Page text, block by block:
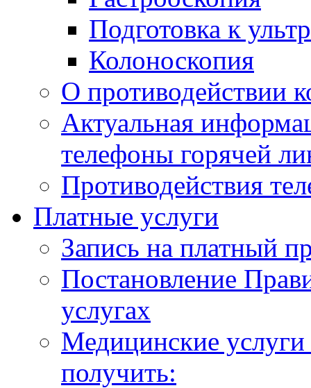
Подготовка к
Колоноскопия
О противодействии
Актуальная
телефоны горячей
Противодействия
Платные услуги
Запись на платный
Постановление
услугах
Медицинские
получить: